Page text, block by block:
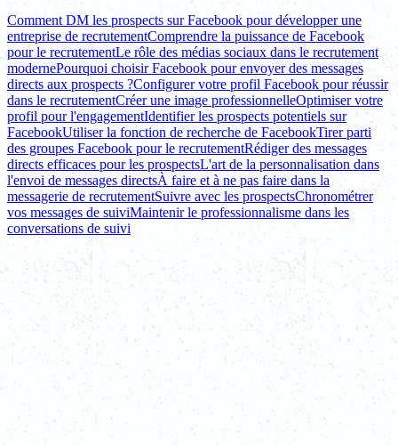
Comment DM les prospects sur Facebook pour développer une
entreprise de recrutementComprendre la puissance de Facebook
pour le recrutementLe rôle des médias sociaux dans le recrutement
modernePourquoi choisir Facebook pour envoyer des messages
directs aux prospects ?Configurer votre profil Facebook pour réussir
dans le recrutementCréer une image professionnelleOptimiser votre
profil pour l'engagementIdentifier les prospects potentiels sur
FacebookUtiliser la fonction de recherche de FacebookTirer parti
des groupes Facebook pour le recrutementRédiger des messages
directs efficaces pour les prospectsL'art de la personnalisation dans
l'envoi de messages directsÀ faire et à ne pas faire dans la
messagerie de recrutementSuivre avec les prospectsChronométrer
vos messages de suiviMaintenir le professionnalisme dans les
conversations de suivi